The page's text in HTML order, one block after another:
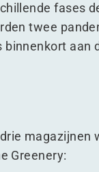
fases
twee
binnenkort aan
Greenery: